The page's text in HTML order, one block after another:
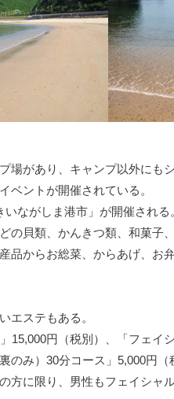
場があり、キャンプ以外にも
ベントが開催されている。
ながしま港市」が開催され
の貝類、かんきつ類、和菓子
品からお総菜、からあげ、お
エステもある。
15,000円（税別）、「フェイ
のみ）30分コース」5,000円（
方に限り、男性もフェイシャ